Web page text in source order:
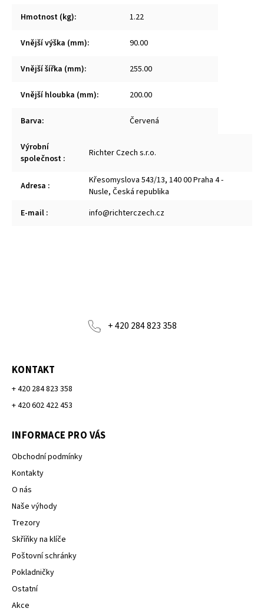
Hmotnost (kg): 1.22
Vnější výška (mm): 90.00
Vnější šířka (mm): 255.00
Vnější hloubka (mm): 200.00
Barva: Červená
Výrobní
společnost : Richter Czech s.r.o.
Adresa :
Křesomyslova 543/13, 140 00 Praha 4 -
Nusle, Česká republika
E-mail : info@richterczech.cz
+ 420 284 823 358
KONTAKT
+ 420 284 823 358
+ 420 602 422 453
INFORMACE PRO VÁS
Obchodní podmínky
Kontakty
O nás
Naše výhody
Trezory
Skříňky na klíče
Poštovní schránky
Pokladničky
Ostatní
Akce